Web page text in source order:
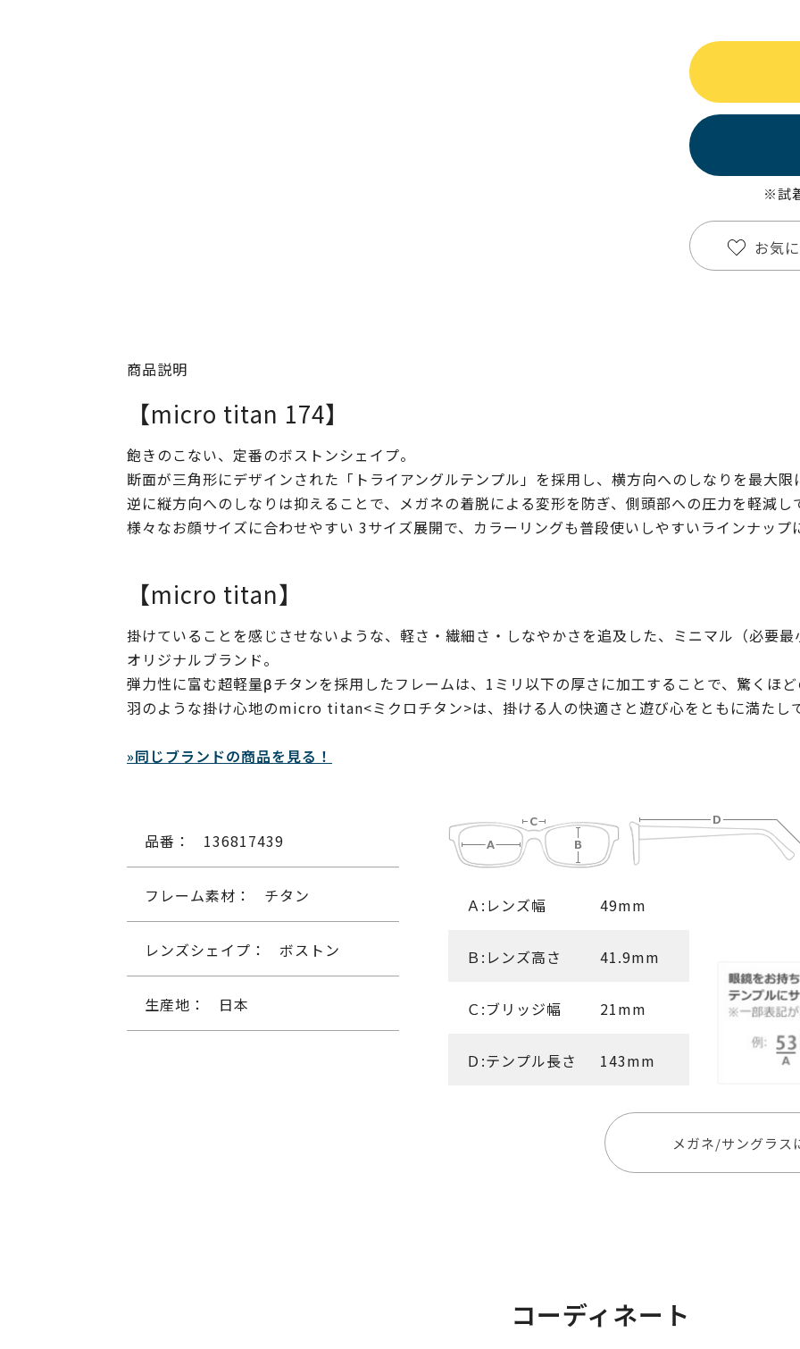
※試
お気
商品説明
【micro titan 174】
飽きのこない、定番のボストンシェイプ。
断面が三角形にデザインされた「トライアングルテンプル」を採用し、横方向へのしなりを最大限
逆に縦方向へのしなりは抑えることで、メガネの着脱による変形を防ぎ、側頭部への圧力を軽減し
様々なお顔サイズに合わせやすい 3サイズ展開で、カラーリングも普段使いしやすいラインナップ
【micro titan】
掛けていることを感じさせないような、軽さ・繊細さ・しなやかさを追及した、ミニマル（必要
オリジナルブランド。
弾力性に富む超軽量βチタンを採用したフレームは、1ミリ以下の厚さに加工することで、驚くほ
羽のような掛け心地のmicro titan<ミクロチタン>は、掛ける人の快適さと遊び心をともに満たし
»同じブランドの商品を見る！
品番： 136817439
フレーム素材： チタン
レンズシェイプ： ボストン
生産地： 日本
Ａ:レンズ幅 49mm
Ｂ:レンズ高さ 41.9mm
Ｃ:ブリッジ幅 21mm
Ｄ:テンプル長さ 143mm
メガネ/サングラス
コーディネート